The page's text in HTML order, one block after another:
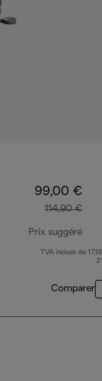
99,00 €
114,90 €
Prix suggéré
prix
TVA incluse de
Comparer